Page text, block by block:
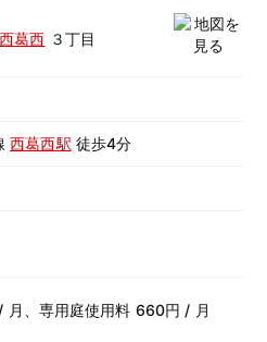
西葛西 ３丁目
西葛西駅 徒歩4分
月、専用庭使用料 660円 / 月